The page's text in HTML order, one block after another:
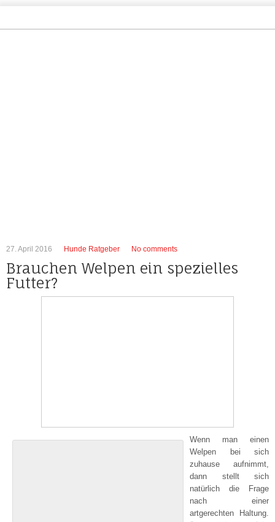
27. April 2016 Hunde Ratgeber No comments
Brauchen Welpen ein spezielles
Futter?
Wenn man einen
Welpen bei sich
zuhause aufnimmt,
dann stellt sich
natürlich die Frage
nach einer
artgerechten Haltung.